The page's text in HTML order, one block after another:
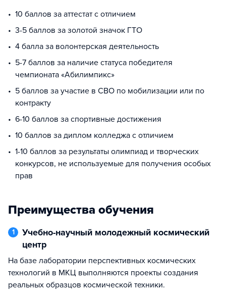
10 баллов за аттестат с отличием
3-5 баллов за золотой значок ГТО
4 балла за волонтерская деятельность
5-7 баллов за наличие статуса победителя
чемпионата «Абилимпикс»
5 баллов за участие в СВО по мобилизации или по
контракту
6-10 баллов за спортивные достижения
10 баллов за диплом колледжа с отличием
1-10 баллов за результаты олимпиад и творческих
конкурсов, не используемые для получения особых
прав
Преимущества обучения
1
Учебно-научный молодежный космический
центр
На базе лаборатории перспективных космических
технологий в МКЦ выполняются проекты создания
реальных образцов космической техники.